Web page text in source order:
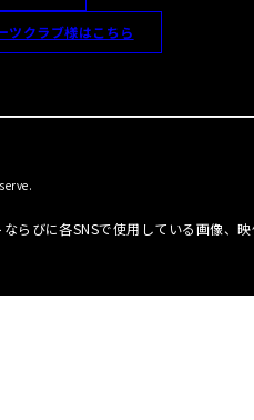
ツクラブ様はこちら
ならびに各SNSで使用している画像、